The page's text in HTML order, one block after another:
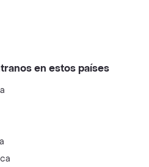
en estos países